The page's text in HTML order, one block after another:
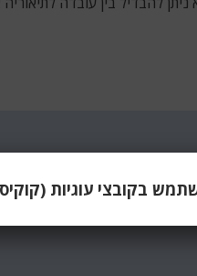
בקובצי עוגיות